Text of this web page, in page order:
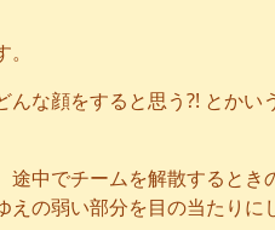
んな顔をすると思う?! とか
中でチームを解散するとき
の弱い部分を目の当たりに